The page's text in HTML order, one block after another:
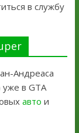
в службу
Андреаса
уже в GTA
авто и